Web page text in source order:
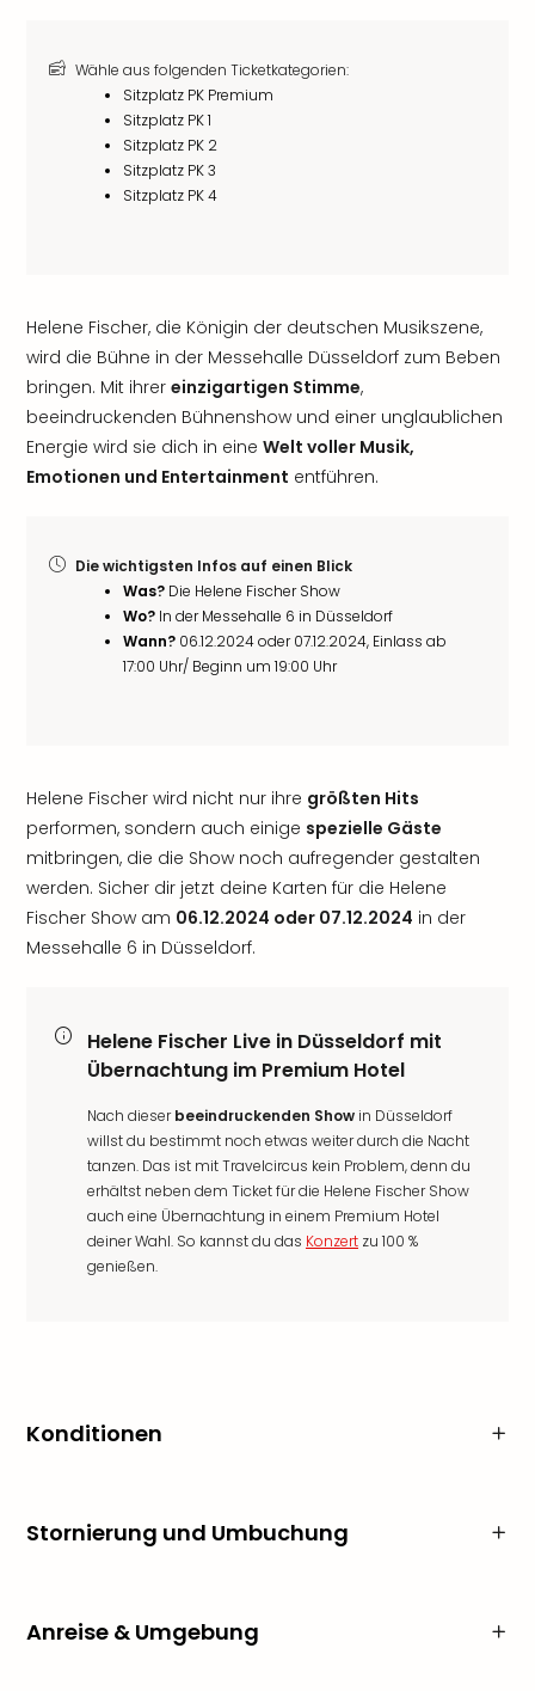
Wähle aus folgenden Ticketkategorien:
Sitzplatz PK Premium
Sitzplatz PK 1
Sitzplatz PK 2
Sitzplatz PK 3
Sitzplatz PK 4
Helene Fischer, die Königin der deutschen Musikszene,
wird die Bühne in der Messehalle Düsseldorf zum Beben
bringen. Mit ihrer einzigartigen Stimme,
beeindruckenden Bühnenshow und einer unglaublichen
Energie wird sie dich in eine Welt voller Musik,
Emotionen und Entertainment entführen.
Die wichtigsten Infos auf einen Blick
Was? Die Helene Fischer Show
Wo? In der Messehalle 6 in Düsseldorf
Wann? 06.12.2024 oder 07.12.2024, Einlass ab
17:00 Uhr/ Beginn um 19:00 Uhr
Helene Fischer wird nicht nur ihre größten Hits
performen, sondern auch einige spezielle Gäste
mitbringen, die die Show noch aufregender gestalten
werden. Sicher dir jetzt deine Karten für die Helene
Fischer Show am 06.12.2024 oder 07.12.2024 in der
Messehalle 6 in Düsseldorf.
Helene Fischer Live in Düsseldorf mit
Übernachtung im Premium Hotel
Nach dieserbeeindruckenden Show in Düsseldorf
willst du bestimmt noch etwas weiter durch die Nacht
tanzen. Das ist mit Travelcircus kein Problem, denn du
erhältst neben dem Ticket für die Helene Fischer Show
auch eine Übernachtung in einem Premium Hotel
deiner Wahl. So kannst du das Konzert zu 100 %
genießen.
Konditionen
Stornierung und Umbuchung
Anreise & Umgebung